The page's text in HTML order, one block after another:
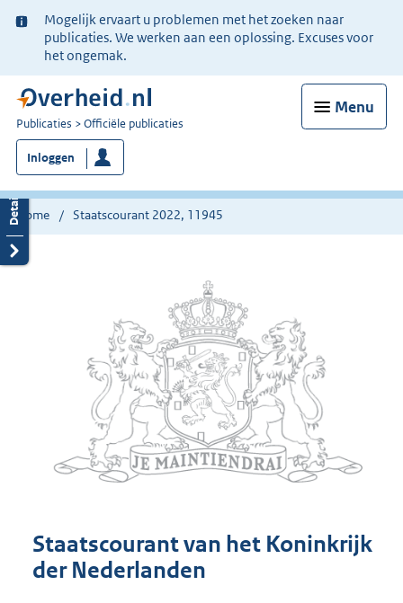
Ter
informatie:
Mogelijk ervaart u problemen met het zoeken naar
publicaties. We werken aan een oplossing. Excuses voor
het ongemak.
Menu
U
bent
nu
hier:
Publicaties Officiële publicaties
Inloggen
Home Staatscourant 2022, 11945
Staatscourant van het Koninkrijk
der Nederlanden